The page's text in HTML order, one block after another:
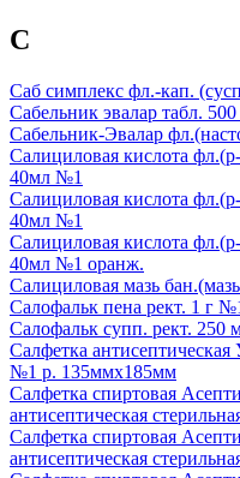
С
Саб симплекс фл.-кап.
Сабельник эвалар табл.
Сабельник-Эвалар
Салициловая кислота
40мл №1
Салициловая кислота
40мл №1
Салициловая кислота
40мл №1 оранж.
Салициловая мазь
Салофальк пена рект. 1 г
Салофальк супп. рект. 250
Салфетка
№1 р. 135ммх185мм
Салфетка спиртовая
антисептическая
Салфетка спиртовая
антисептическая